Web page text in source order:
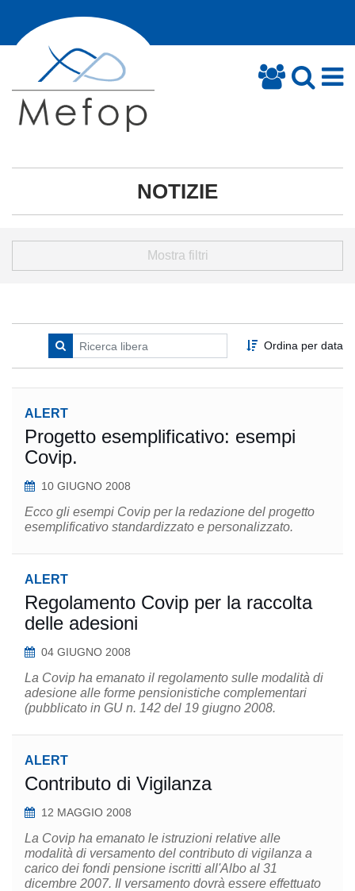
NOTIZIE
Mostra filtri
Ordina per data
ALERT
Progetto esemplificativo: esempi
Covip.
10 GIUGNO 2008
Ecco gli esempi Covip per la redazione del progetto
esemplificativo standardizzato e personalizzato.
ALERT
Regolamento Covip per la raccolta
delle adesioni
04 GIUGNO 2008
La Covip ha emanato il regolamento sulle modalità di
adesione alle forme pensionistiche complementari
(pubblicato in GU n. 142 del 19 giugno 2008.
ALERT
Contributo di Vigilanza
12 MAGGIO 2008
La Covip ha emanato le istruzioni relative alle
modalità di versamento del contributo di vigilanza a
carico dei fondi pensione iscritti all'Albo al 31
dicembre 2007. Il versamento dovrà essere effettuato